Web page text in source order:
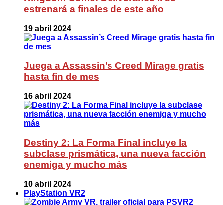
estrenará a finales de este año
19 abril 2024
Juega a Assassin’s Creed Mirage gratis
hasta fin de mes
16 abril 2024
Destiny 2: La Forma Final incluye la
subclase prismática, una nueva facción
enemiga y mucho más
10 abril 2024
PlayStation VR2